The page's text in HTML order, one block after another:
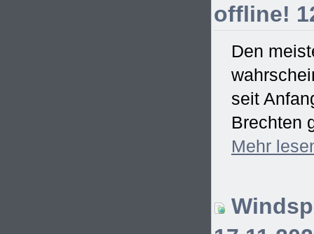
offline!
Den
seit
Brechten
Mehr